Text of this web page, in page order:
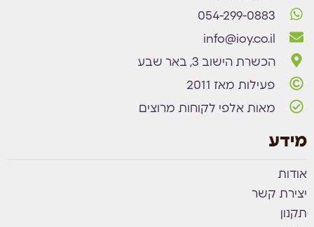
054-299-0883
info@ioy.co.il
הכשרת הישוב 3, באר שבע
פעילות מאז 2011
מאות אלפי לקוחות מרוצים
מידע
אודות
יצירת קשר
תקנון